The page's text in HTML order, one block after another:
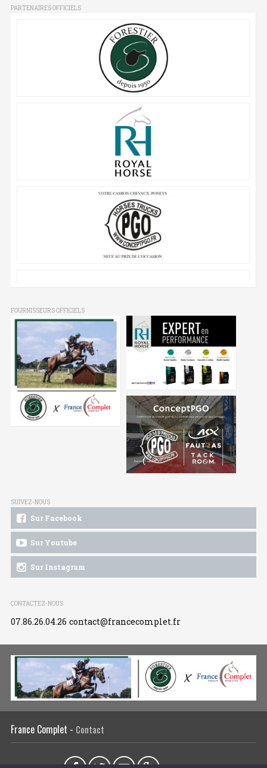
PARTENAIRES OFFICIELS
FOURNISSEURS OFFICIELS
SUIVEZ-NOUS
Sur Facebook
Sur Youtube
Sur Instagram
CONTACTEZ-NOUS
07.86.26.04.26 contact@francecomplet.fr
France Complet - Contact